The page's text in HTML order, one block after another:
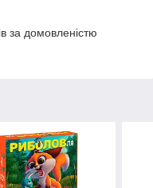
за домовленістю